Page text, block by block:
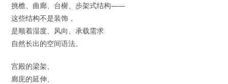
挑檐、曲廊、台榭、步架式结构——
这些结构不是装饰，
是顺着湿度、风向、承载需求
自然长出的空间语法。
宫殿的梁架、
廊庑的延伸、